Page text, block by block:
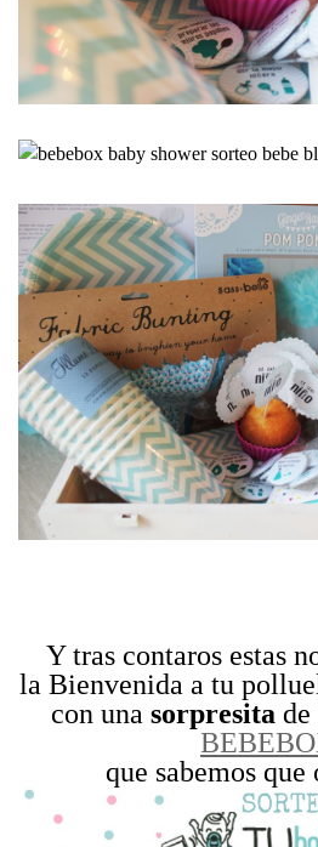
Y tras contaros estas
la Bienvenida a tu
con una sorpresita de
que sabemos que